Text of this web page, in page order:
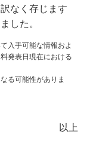
なく存じます
した。
入手可能な情報およ
発表日現在における
る可能性がありま
以上